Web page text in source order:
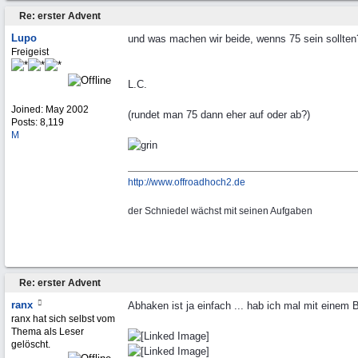
Re: erster Advent
Lupo
Freigeist
Joined: May 2002
Posts: 8,119
M
und was machen wir beide, wenns 75 sein
L.C.
(rundet man 75 dann eher auf oder ab?)
http://www.offroadhoch2.de
der Schniedel wächst mit seinen Aufgaben
Re: erster Advent
ranx
ranx hat sich selbst vom
Thema als Leser
gelöscht.
Abhaken ist ja einfach ... hab ich mal mit einem